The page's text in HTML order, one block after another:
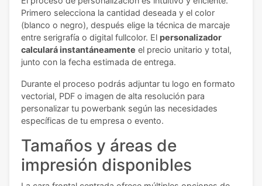
Primero selecciona la cantidad deseada y el color
(blanco o negro), después elige la técnica de marcaje
entre serigrafía o digital fullcolor. El personalizador
calculará instantáneamente el precio unitario y total,
junto con la fecha estimada de entrega.
Durante el proceso podrás adjuntar tu logo en formato
vectorial, PDF o imagen de alta resolución para
personalizar tu powerbank según las necesidades
específicas de tu empresa o evento.
Tamaños y áreas de
impresión disponibles